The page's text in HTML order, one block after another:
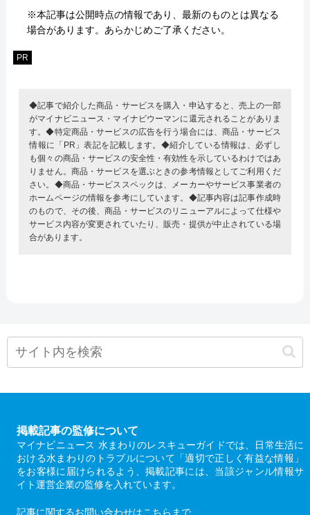
※本記事は公開時点の情報であり、最新のものとは異なる
場合があります。あらかじめご了承ください。
PR
◆記事で紹介した商品・サービスを購入・申込すると、売上の一部
がマイナビニュース・マイナビウーマンに還元されることがありま
す。◆特定商品・サービスの広告を行う場合には、商品・サービス
情報に「PR」表記を記載します。◆紹介している情報は、必ずし
も個々の商品・サービスの安全性・有効性を示しているわけではあ
りません。商品・サービスを選ぶときの参考情報としてご利用くだ
さい。◆商品・サービススペックは、メーカーやサービス事業者の
ホームページの情報を参考にしています。◆記事内容は記事作成時
のもので、その後、商品・サービスのリニューアルによって仕様や
サービス内容が変更されていたり、販売・提供が中止されている場
合があります。
掲載記事の監修について
マイナビニュース 水まわりのレスキューガイドでは、日常生活に
おける水まわりのトラブルについて「適切で正しく有益な情報」
をお客様に届けられるよう、掲載記事には、当該ジャンル情報サ
イト運営企業の監修を入れています。
記事に関するお問い合わせはこちら まで